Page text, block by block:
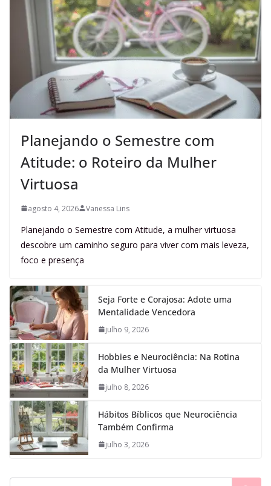
Planejando o Semestre com
Atitude: o Roteiro da Mulher
Virtuosa
agosto 4, 2026 Vanessa Lins
Planejando o Semestre com Atitude, a mulher virtuosa
descobre um caminho seguro para viver com mais leveza,
foco e presença
Seja Forte e Corajosa: Adote uma
Mentalidade Vencedora
julho 9, 2026
Hobbies e Neurociência: Na Rotina
da Mulher Virtuosa
julho 8, 2026
Hábitos Bíblicos que Neurociência
Também Confirma
julho 3, 2026